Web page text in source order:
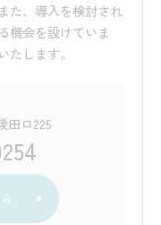
た、導入を検討され
機会を設けていま
します。
田ロ225